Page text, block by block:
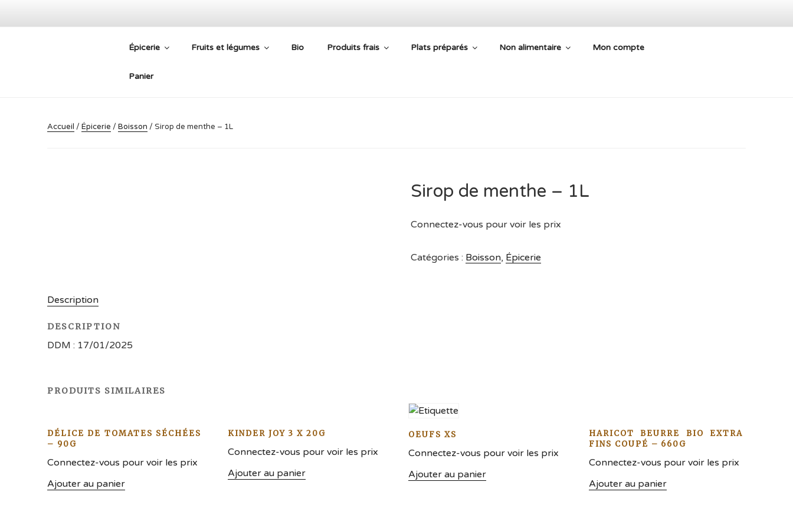
PLATEFORME AIDE ALIMENTAIRE ARIÈGE
Épicerie Fruits et légumes Bio Produits frais Plats préparés Non alimentaire Mon compte
Panier
Accueil / Épicerie / Boisson / Sirop de menthe – 1L
Sirop de menthe – 1L
Connectez-vous pour voir les prix
Catégories : Boisson, Épicerie
Description
DESCRIPTION
DDM : 17/01/2025
PRODUITS SIMILAIRES
DÉLICE DE TOMATES SÉCHÉES
– 90G
Connectez-vous pour voir les prix
Ajouter au panier
KINDER JOY 3 X 20G
Connectez-vous pour voir les prix
Ajouter au panier
OEUFS XS
Connectez-vous pour voir les prix
Ajouter au panier
HARICOT BEURRE BIO EXTRA
FINS COUPÉ – 660G
Connectez-vous pour voir les prix
Ajouter au panier